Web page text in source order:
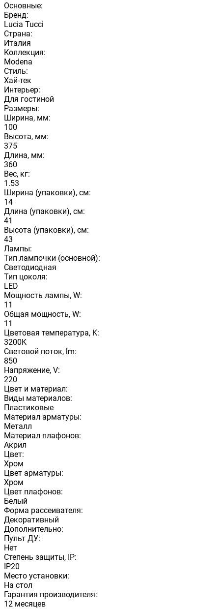
Основные:
Бренд:
Lucia Tucci
Страна:
Италия
Коллекция:
Modena
Стиль:
Хай-тек
Интерьер:
Для гостиной
Размеры:
Ширина, мм:
100
Высота, мм:
375
Длина, мм:
360
Вес, кг:
1.53
Ширина (упаковки), см:
14
Длина (упаковки), см:
41
Высота (упаковки), см:
43
Лампы:
Тип лампочки (основной):
Светодиодная
Тип цоколя:
LED
Мощность лампы, W:
11
Общая мощность, W:
11
Цветовая температура, K:
3200K
Световой поток, lm:
850
Напряжение, V:
220
Цвет и материал:
Виды материалов:
Пластиковые
Материал арматуры:
Металл
Материал плафонов:
Акрил
Цвет:
Хром
Цвет арматуры:
Хром
Цвет плафонов:
Белый
Форма рассеивателя:
Декоративный
Дополнительно:
Пульт ДУ:
Нет
Степень защиты, IP:
IP20
Место установки:
На стол
Гарантия производителя:
12 месяцев